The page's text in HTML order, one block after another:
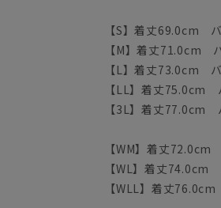
【S】着丈69.0cm
【M】着丈71.0cm
【L】着丈73.0cm
【LL】着丈
【3L】着丈
【WM】着丈
【WL】着丈
【WLL】着丈